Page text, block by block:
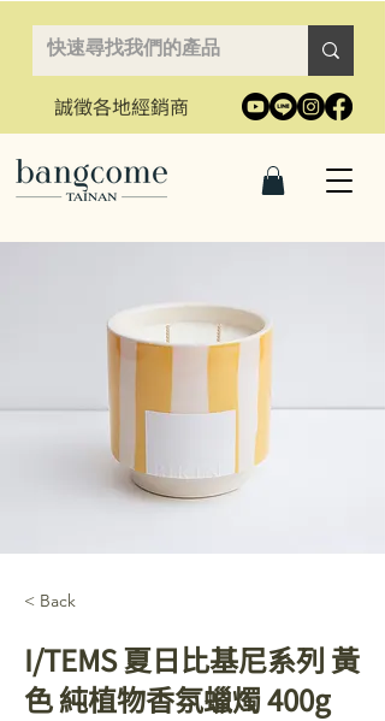
誠徵各地經銷商
< Back
I/TEMS 夏日比基尼系列 黃
色 純植物香氛蠟燭 400g